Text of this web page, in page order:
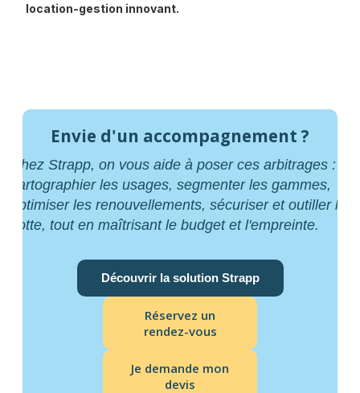
location-gestion innovant.
Envie d'un accompagnement ?
Chez Strapp, on vous aide à poser ces arbitrages :
cartographier les usages, segmenter les gammes,
optimiser les renouvellements, sécuriser et outiller la
flotte, tout en maîtrisant le budget et l'empreinte.
Découvrir la solution Strapp
Réservez un
rendez-vous
Je demande mon
devis